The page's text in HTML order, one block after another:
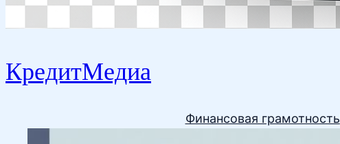
КредитМедиа
Финансовая грамотность